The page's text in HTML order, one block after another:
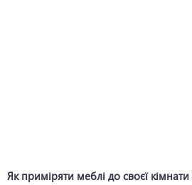
Як приміряти меблі до своєї кімнати